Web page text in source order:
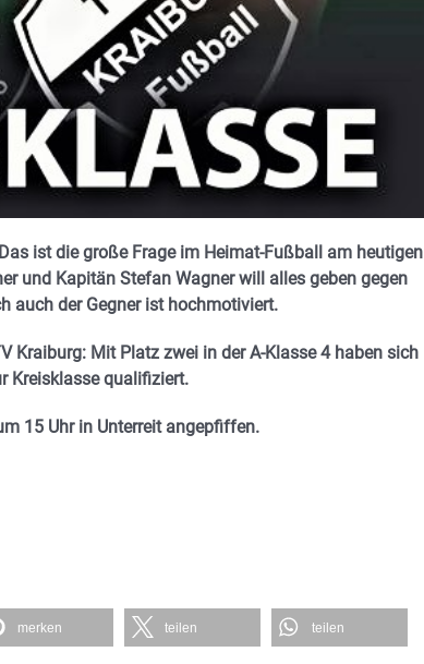
ist die große Frage im Heimat-Fußball am heutigen
und Kapitän Stefan Wagner will alles geben gegen
auch der Gegner ist hochmotiviert.
Kraiburg: Mit Platz zwei in der A-Klasse 4 haben sich
Kreisklasse qualifiziert.
15 Uhr in Unterreit angepfiffen.
merken teilen teilen